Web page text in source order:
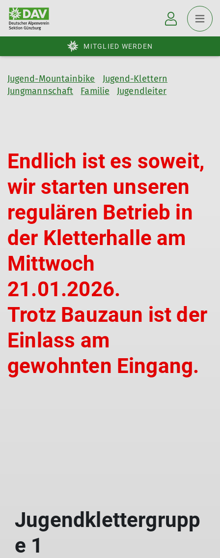
MITGLIED WERDEN
Jugend-Mountainbike
Jugend-Klettern
Jungmannschaft
Familie Jugendleiter
Endlich ist es soweit,
wir starten unseren
regulären Betrieb in
der Kletterhalle am
Mittwoch
21.01.2026.
Trotz Bauzaun ist der
Einlass am
gewohnten Eingang.
Jugendklettergrupp
e 1